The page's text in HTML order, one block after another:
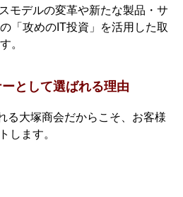
モデルの変革や新たな製品・サ
「攻めのIT投資」を活用した取
。
として選ばれる理由
る大塚商会だからこそ、お客様
します。